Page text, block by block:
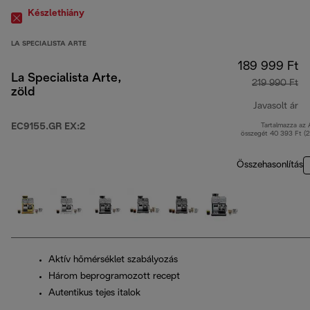
Készlethiány
LA SPECIALISTA ARTE
La Specialista Arte,
zöld
EC9155.GR EX:2
189 999 Ft
219 990 Ft
Javasolt ár
Tartalmazza az
összegét 40 393 Ft
Összehasonlítás
Aktív hőmérséklet szabályozás
Három beprogramozott recept
Autentikus tejes italok